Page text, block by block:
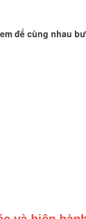
để cùng nhau